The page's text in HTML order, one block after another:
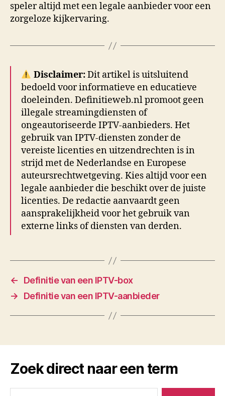
speler altijd met een legale aanbieder voor een
zorgeloze kijkervaring.
Disclaimer:Dit artikel is uitsluitend
bedoeld voor informatieve en educatieve
doeleinden. Definitieweb.nl promoot geen
illegale streamingdiensten of
ongeautoriseerde IPTV-aanbieders. Het
gebruik van IPTV-diensten zonder de
vereiste licenties en uitzendrechten is in
strijd met de Nederlandse en Europese
auteursrechtwetgeving. Kies altijd voor een
legale aanbieder die beschikt over de juiste
licenties. De redactie aanvaardt geen
aansprakelijkheid voor het gebruik van
externe links of diensten van derden.
←
Definitie van een IPTV-box
→
Definitie van een IPTV-aanbieder
Zoek direct naar een term